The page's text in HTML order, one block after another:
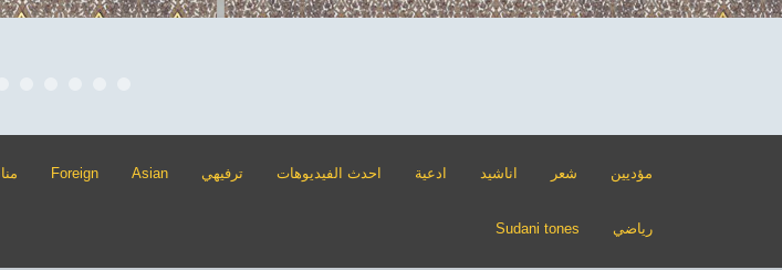
مؤديين شعر اناشيد ادعية احدث الفيديوهات ترفيهي Asian
Foreign
رياضي Sudani tones